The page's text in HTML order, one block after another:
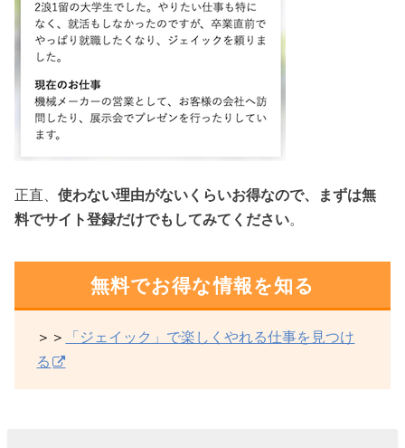
正直、使わない理由がないくらいお得なので、まずは無
料でサイト登録だけでもしてみてください。
無料でお得な情報を知る
＞＞
「ジェイック」で楽しくやれる仕事を見つけ
る